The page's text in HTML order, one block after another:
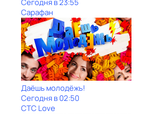
Сегодня в 23:55
Сарафан
Даёшь молодёжь!
Сегодня в 02:50
СТС Love